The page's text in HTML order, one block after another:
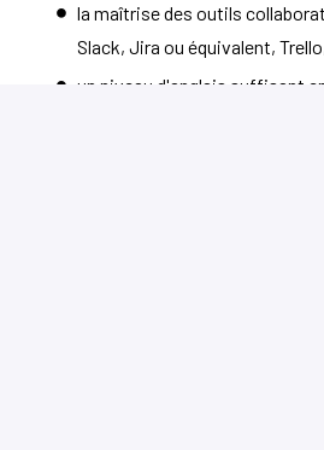
la maîtrise des outils
Slack, Jira ou équivalent,
un niveau d'anglais suffisant